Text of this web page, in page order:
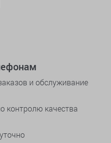
и обслуживание
контролю качества